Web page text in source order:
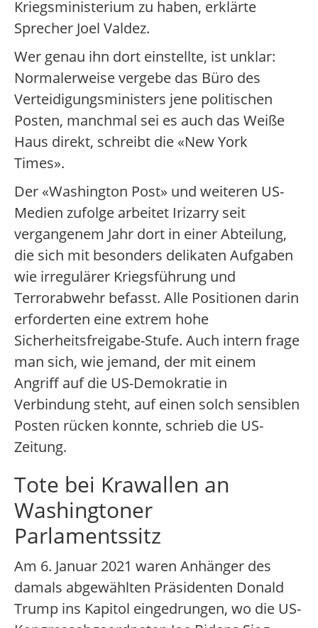
Kriegsministerium zu haben, erklärte
Sprecher Joel Valdez.
Wer genau ihn dort einstellte, ist unklar:
Normalerweise vergebe das Büro des
Verteidigungsministers jene politischen
Posten, manchmal sei es auch das Weiße
Haus direkt, schreibt die «New York
Times».
Der «Washington Post» und weiteren US-
Medien zufolge arbeitet Irizarry seit
vergangenem Jahr dort in einer Abteilung,
die sich mit besonders delikaten Aufgaben
wie irregulärer Kriegsführung und
Terrorabwehr befasst. Alle Positionen darin
erforderten eine extrem hohe
Sicherheitsfreigabe-Stufe. Auch intern frage
man sich, wie jemand, der mit einem
Angriff auf die US-Demokratie in
Verbindung steht, auf einen solch sensiblen
Posten rücken konnte, schrieb die US-
Zeitung.
Tote bei Krawallen an
Washingtoner
Parlamentssitz
Am 6. Januar 2021 waren Anhänger des
damals abgewählten Präsidenten Donald
Trump ins Kapitol eingedrungen, wo die US-